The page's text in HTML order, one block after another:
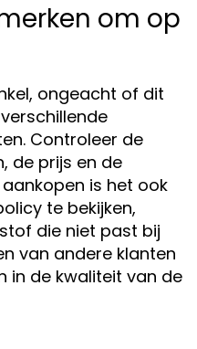
om op
ongeacht of dit
Controleer de
de prijs en de
is het ook
te bekijken,
die niet past bij
van andere klanten
in de kwaliteit van de